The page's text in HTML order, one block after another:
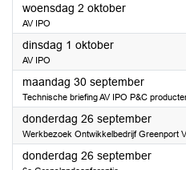
woensdag 2 oktober2024
AV IPO
dinsdag 1 oktober2024
AV IPO
maandag 30 september2024
Technische briefing AV IPO P&C
donderdag 26 september2024
Werkbezoek Ontwikkelbedrijf Greenport
donderdag 26 september2024